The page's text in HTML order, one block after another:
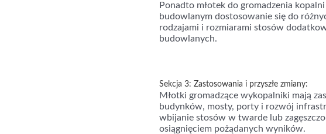
Ponadto młotek do gromadzenia
budowlanym dostosowanie się do
rodzajami i rozmiarami stosów
budowlanych.
Sekcja 3: Zastosowania i przyszłe zmiany:
Młotki gromadzące wykopalniki mają
budynków, mosty, porty i rozwój
wbijanie stosów w twarde lub
osiągnięciem pożądanych wyników.